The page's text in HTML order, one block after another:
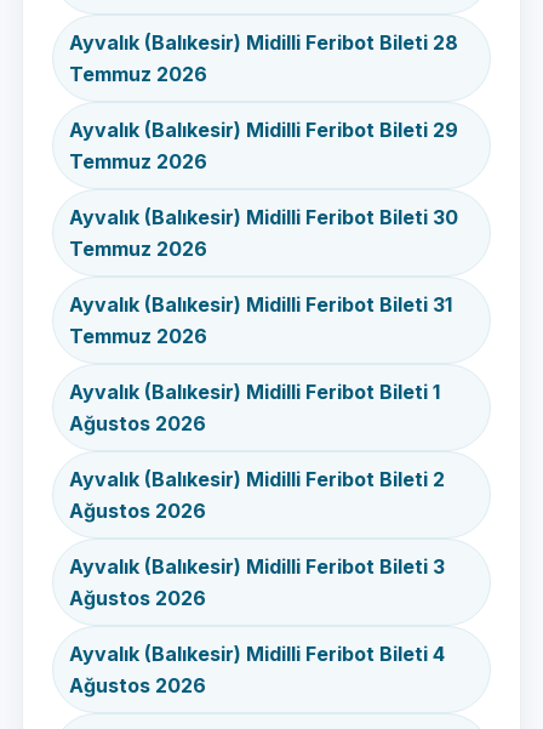
Ayvalık (Balıkesir) Midilli Feribot Bileti 28
Temmuz 2026
Ayvalık (Balıkesir) Midilli Feribot Bileti 29
Temmuz 2026
Ayvalık (Balıkesir) Midilli Feribot Bileti 30
Temmuz 2026
Ayvalık (Balıkesir) Midilli Feribot Bileti 31
Temmuz 2026
Ayvalık (Balıkesir) Midilli Feribot Bileti 1
Ağustos 2026
Ayvalık (Balıkesir) Midilli Feribot Bileti 2
Ağustos 2026
Ayvalık (Balıkesir) Midilli Feribot Bileti 3
Ağustos 2026
Ayvalık (Balıkesir) Midilli Feribot Bileti 4
Ağustos 2026